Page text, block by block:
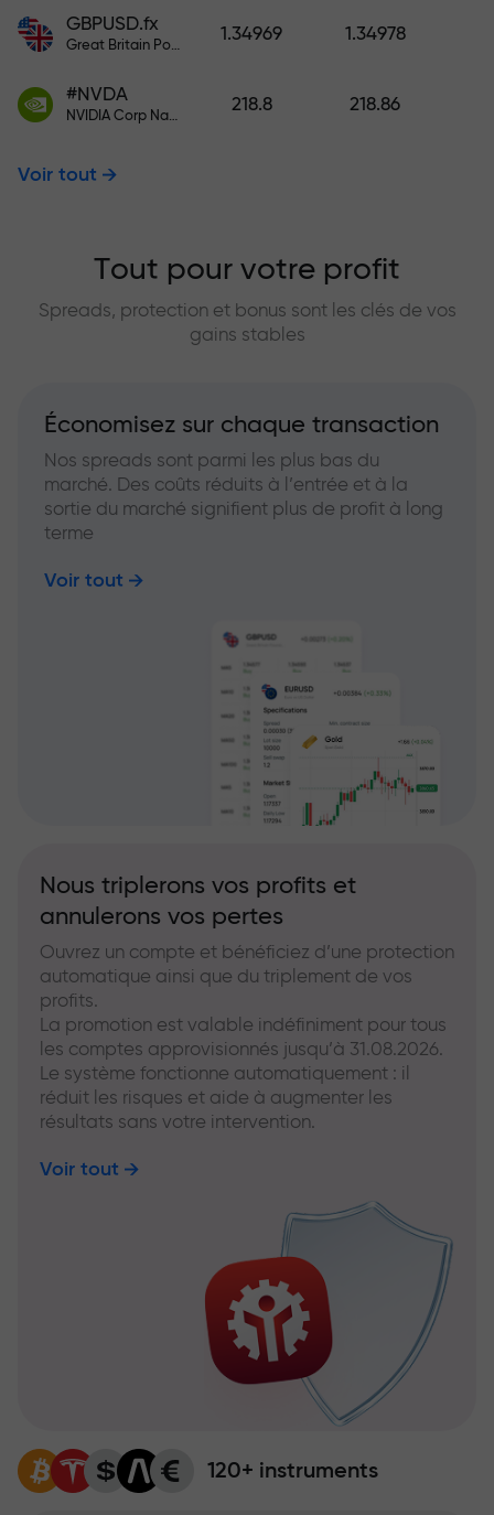
GBPUSD.fx
Great Britain Pound vs US Dollar
1.34969 1.34978
#NVDA
NVIDIA Corp Nasdaq Stock Exchange (Nasdaq) USD
218.8 218.86
Voir tout
Tout pour votre profit
Spreads, protection et bonus sont les clés de vos
gains stables
Économisez sur chaque transaction
Nos spreads sont parmi les plus bas du
marché. Des coûts réduits à l’entrée et à la
sortie du marché signifient plus de profit à long
terme
Voir tout
Nous triplerons vos profits et
annulerons vos pertes
Ouvrez un compte et bénéficiez d’une protection
automatique ainsi que du triplement de vos
profits.
La promotion est valable indéfiniment pour tous
les comptes approvisionnés jusqu’à 31.08.2026.
Le système fonctionne automatiquement : il
réduit les risques et aide à augmenter les
résultats sans votre intervention.
Voir tout
120+ instruments